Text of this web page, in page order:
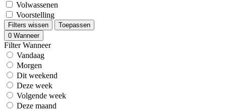
Volwassenen
Voorstelling
Filters wissen
Toepassen
0 Wanneer
Filter Wanneer
Vandaag
Morgen
Dit weekend
Deze week
Volgende week
Deze maand